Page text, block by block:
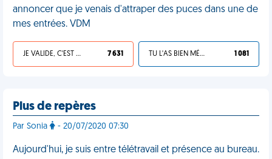
annoncer que je venais d'attraper des puces dans une de
mes entrées. VDM
JE VALIDE, C'EST UNE VDM 7 631 TU L'AS BIEN MÉRITÉ 1 081
Plus de repères
Par Sonia - 20/07/2020 07:30
Aujourd'hui, je suis entre télétravail et présence au bureau.